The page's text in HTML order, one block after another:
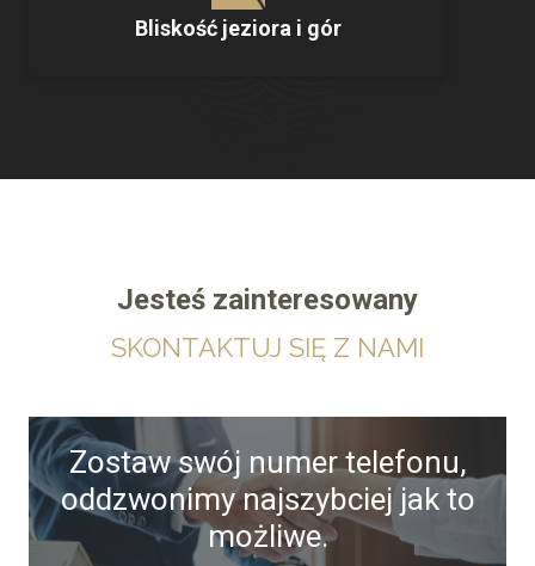
Bliskość jeziora i gór
Jesteś zainteresowany
SKONTAKTUJ SIĘ Z NAMI
Zostaw swój numer telefonu,
oddzwonimy najszybciej jak to
możliwe.